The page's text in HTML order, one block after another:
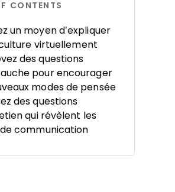
CONTENTS
un moyen d’expliquer
virtuellement
des questions
pour encourager
modes de pensée
des questions
qui révèlent les
communication